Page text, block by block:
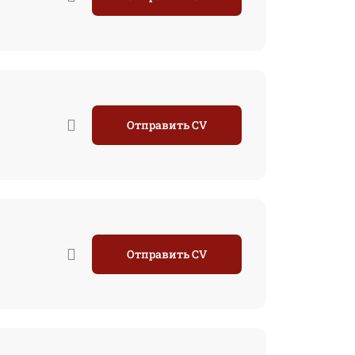
Отправить CV
Отправить CV